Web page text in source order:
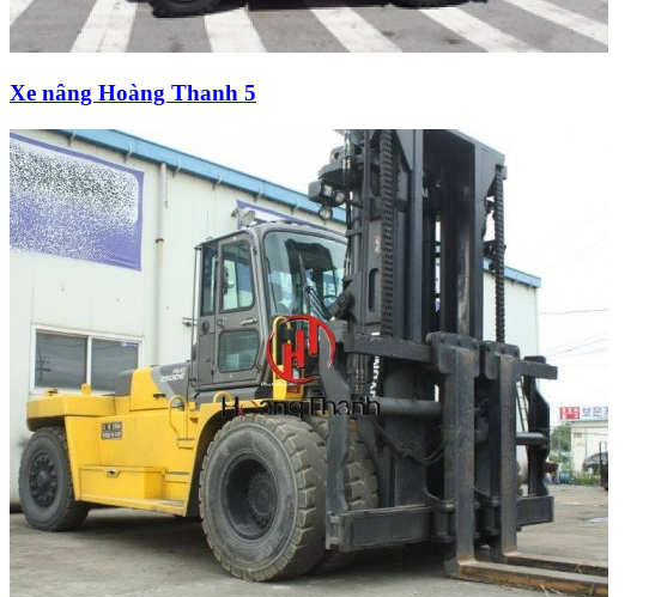
Xe nâng Hoàng Thanh 5